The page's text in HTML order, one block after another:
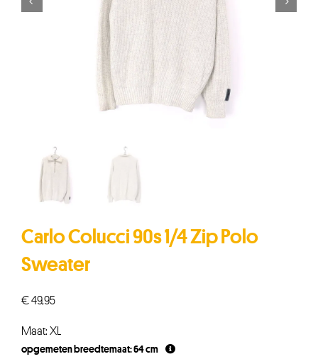
Carlo Colucci 90s 1/4 Zip Polo
Sweater
€49,95
Maat: XL
opgemeten breedtemaat: 64 cm